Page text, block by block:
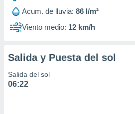
Acum. de lluvia: 86 l/m²
Viento medio: 12 km/h
Salida y Puesta del sol
Salida del sol
06:22